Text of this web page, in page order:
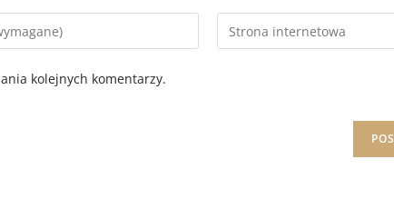
kolejnych komentarzy.